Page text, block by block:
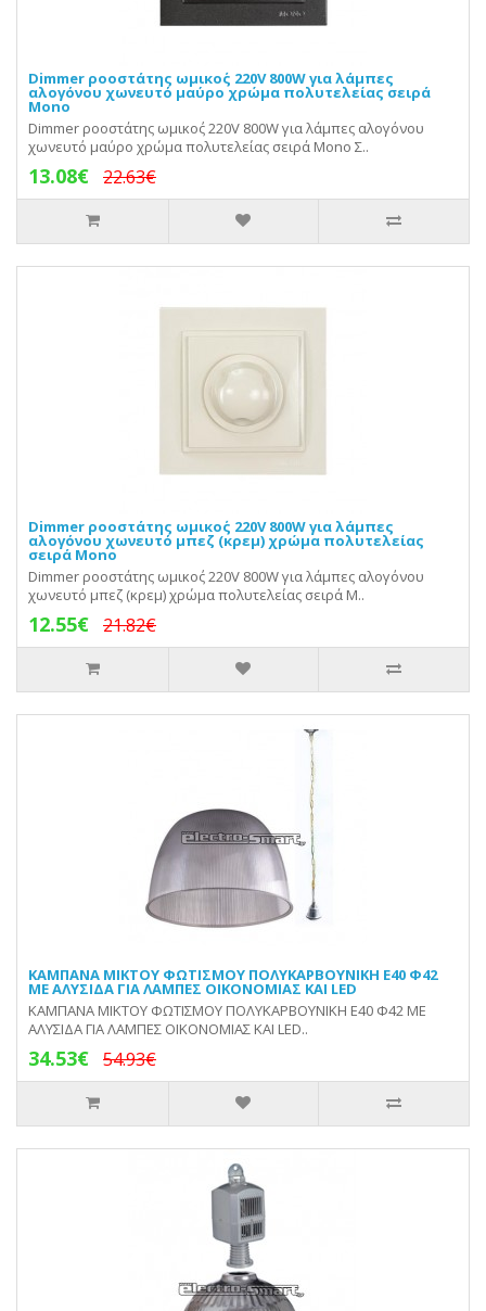
Dimmer ροοστάτης ωμικο΄ς 220V 800W για λάμπες
αλογόνου χωνευτό μαύρο χρώμα πολυτελείας σειρά
Mono
Dimmer ροοστάτης ωμικο΄ς 220V 800W για λάμπες αλογόνου
χωνευτό μαύρο χρώμα πολυτελείας σειρά Mono Σ..
13.08€ 22.63€
Dimmer ροοστάτης ωμικο΄ς 220V 800W για λάμπες
αλογόνου χωνευτό μπεζ (κρεμ) χρώμα πολυτελείας
σειρά Mono
Dimmer ροοστάτης ωμικο΄ς 220V 800W για λάμπες αλογόνου
χωνευτό μπεζ (κρεμ) χρώμα πολυτελείας σειρά M..
12.55€ 21.82€
KAMΠΑΝA ΜΙΚΤΟΥ ΦΩΤΙΣΜΟΥ ΠΟΛΥΚΑΡΒΟΥΝΙΚΗ E40 Φ42
ΜΕ ΑΛΥΣΙΔΑ ΓΙΑ ΛΑΜΠΕΣ ΟΙΚΟΝΟΜΙΑΣ ΚΑΙ LED
KAMΠΑΝA ΜΙΚΤΟΥ ΦΩΤΙΣΜΟΥ ΠΟΛΥΚΑΡΒΟΥΝΙΚΗ E40 Φ42 ΜΕ
ΑΛΥΣΙΔΑ ΓΙΑ ΛΑΜΠΕΣ ΟΙΚΟΝΟΜΙΑΣ ΚΑΙ LED..
34.53€ 54.93€